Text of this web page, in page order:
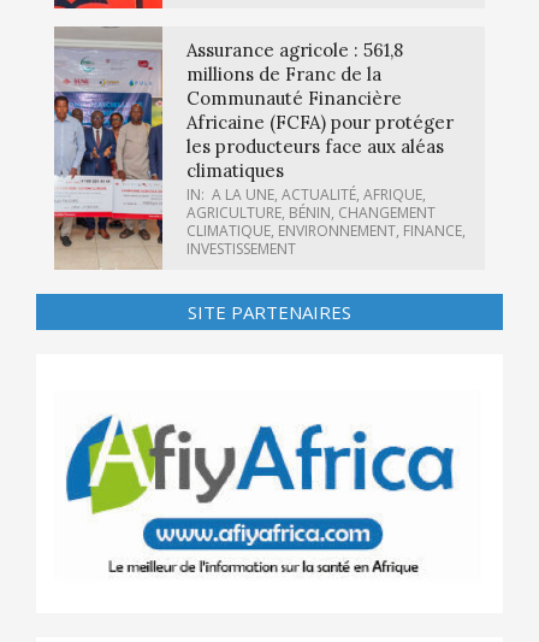
Assurance agricole : 561,8
millions de Franc de la
Communauté Financière
Africaine (FCFA) pour protéger
les producteurs face aux aléas
climatiques
IN: A LA UNE, ACTUALITÉ, AFRIQUE,
AGRICULTURE, BÉNIN, CHANGEMENT
CLIMATIQUE, ENVIRONNEMENT, FINANCE,
INVESTISSEMENT
SITE PARTENAIRES